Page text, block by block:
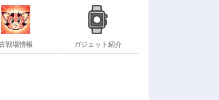
戦場情報 ガジェット紹介